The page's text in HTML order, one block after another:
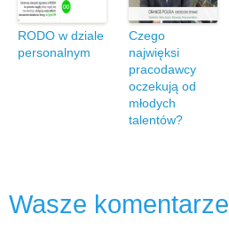
RODO w dziale
personalnym
Czego
najwięksi
pracodawcy
oczekują od
młodych
talentów?
Wasze komentarze